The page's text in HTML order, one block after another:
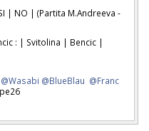
| NO | (Partita M.Andreeva -
: | Svitolina | Bencic |
@Wasabi @BlueBlau @Franc